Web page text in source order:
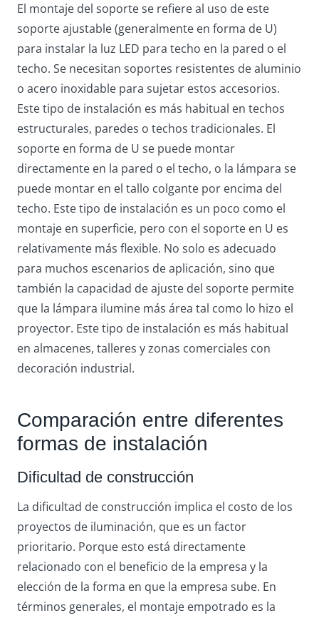
El montaje del soporte se refiere al uso de este
soporte ajustable (generalmente en forma de U)
para instalar la luz LED para techo en la pared o el
techo. Se necesitan soportes resistentes de aluminio
o acero inoxidable para sujetar estos accesorios.
Este tipo de instalación es más habitual en techos
estructurales, paredes o techos tradicionales. El
soporte en forma de U se puede montar
directamente en la pared o el techo, o la lámpara se
puede montar en el tallo colgante por encima del
techo. Este tipo de instalación es un poco como el
montaje en superficie, pero con el soporte en U es
relativamente más flexible. No solo es adecuado
para muchos escenarios de aplicación, sino que
también la capacidad de ajuste del soporte permite
que la lámpara ilumine más área tal como lo hizo el
proyector. Este tipo de instalación es más habitual
en almacenes, talleres y zonas comerciales con
decoración industrial.
Comparación entre diferentes
formas de instalación
Dificultad de construcción
La dificultad de construcción implica el costo de los
proyectos de iluminación, que es un factor
prioritario. Porque esto está directamente
relacionado con el beneficio de la empresa y la
elección de la forma en que la empresa sube. En
términos generales, el montaje empotrado es la